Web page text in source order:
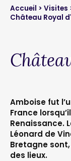
Accueil > Visites
Château Royal
Amboise fut
France
Renaissance.
Léonard de
Bretagne
des lieux.